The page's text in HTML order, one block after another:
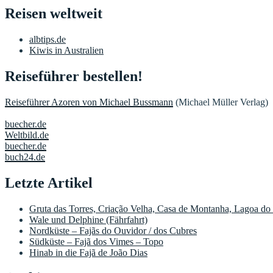
Reisen weltweit
albtips.de
Kiwis in Australien
Reiseführer bestellen!
Reiseführer Azoren von Michael Bussmann (Michael Müller Verlag)
buecher.de
Weltbild.de
buecher.de
buch24.de
Letzte Artikel
Gruta das Torres, Criação Velha, Casa de Montanha, Lagoa
Wale und Delphine (Fährfahrt)
Nordküste – Fajãs do Ouvidor / dos Cubres
Südküste – Fajã dos Vimes – Topo
Hinab in die Fajã de João Dias